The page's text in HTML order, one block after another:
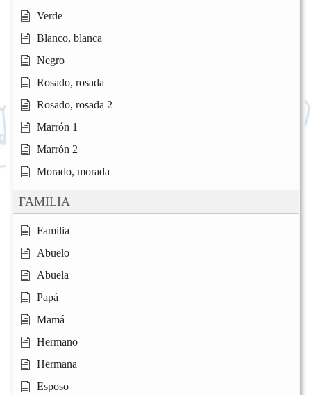
Verde
Blanco, blanca
Negro
Rosado, rosada
Rosado, rosada 2
Marrón 1
Marrón 2
Morado, morada
FAMILIA
Familia
Abuelo
Abuela
Papá
Mamá
Hermano
Hermana
Esposo